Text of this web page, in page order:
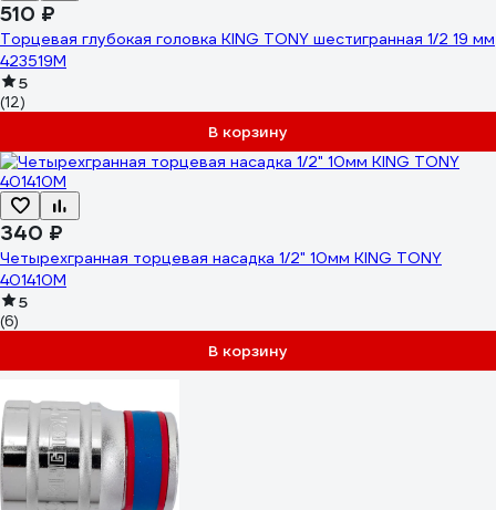
510 ₽
Торцевая глубокая головка KING TONY шестигранная 1/2 19 мм
423519M
5
(12)
В корзину
340 ₽
Четырехгранная торцевая насадка 1/2" 10мм KING TONY
401410M
5
(6)
В корзину